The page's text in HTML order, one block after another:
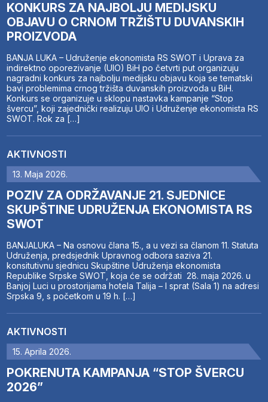
KONKURS ZA NAJBOLJU MEDIJSKU
OBJAVU O CRNOM TRŽIŠTU DUVANSKIH
PROIZVODA
BANJA LUKA – Udruženje ekonomista RS SWOT i Uprava za
indirektno oporezivanje (UIO) BiH po četvrti put organizuju
nagradni konkurs za najbolju medijsku objavu koja se tematski
bavi problemima crnog tržišta duvanskih proizvoda u BiH.
Konkurs se organizuje u sklopu nastavka kampanje “Stop
švercu”, koji zajednički realizuju UIO i Udruženje ekonomista RS
SWOT. Rok za […]
AKTIVNOSTI
13. Maja 2026.
POZIV ZA ODRŽAVANJE 21. SJEDNICE
SKUPŠTINE UDRUŽENJA EKONOMISTA RS
SWOT
BANJALUKA – Na osnovu člana 15., a u vezi sa članom 11. Statuta
Udruženja, predsjednik Upravnog odbora saziva 21.
konsitutivnu sjednicu Skupštine Udruženja ekonomista
Republike Srpske SWOT, koja će se održati 28. maja 2026. u
Banjoj Luci u prostorijama hotela Talija – I sprat (Sala 1) na adresi
Srpska 9, s početkom u 19 h. […]
AKTIVNOSTI
15. Aprila 2026.
POKRENUTA KAMPANJA “STOP ŠVERCU
2026”